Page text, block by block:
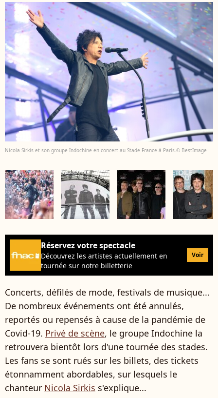
Nicola Sirkis et son groupe Indochine en concert au Stade France à Paris.© BestImage
Réservez votre spectacle
Découvrez les artistes actuellement en
tournée sur notre billetterie
Voir
Concerts, défilés de mode, festivals de musique...
De nombreux événements ont été annulés,
reportés ou repensés à cause de la pandémie de
Covid-19. Privé de scène, le groupe Indochine la
retrouvera bientôt lors d'une tournée des stades.
Les fans se sont rués sur les billets, des tickets
étonnamment abordables, sur lesquels le
chanteur Nicola Sirkis s'explique...